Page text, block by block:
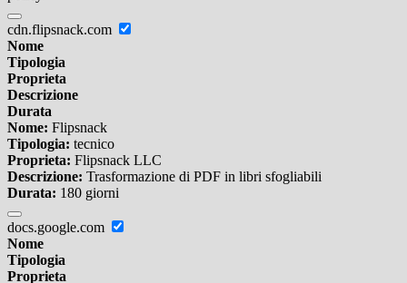
cdn.flipsnack.com
Nome
Tipologia
Proprieta
Descrizione
Durata
Nome: Flipsnack
Tipologia: tecnico
Proprieta: Flipsnack LLC
Descrizione: Trasformazione di PDF in libri sfogliabili
Durata: 180 giorni
docs.google.com
Nome
Tipologia
Proprieta